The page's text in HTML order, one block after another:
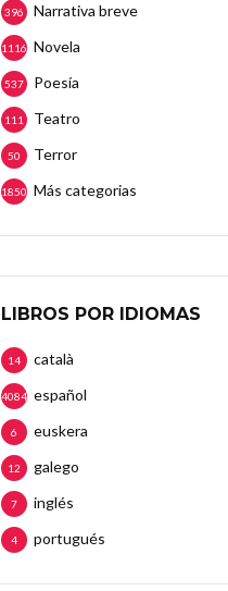
Narrativa breve
396
Novela
1116
Poesía
537
Teatro
111
Terror
50
Más categorias
1850
LIBROS POR IDIOMAS
català
14
español
4084
euskera
6
galego
12
inglés
7
portugués
4